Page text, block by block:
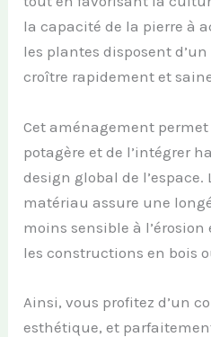
la capacité de la pierre à
les plantes disposent
croître rapidement et
Cet aménagement
potagère et de l’intégrer
design global de l’espace.
matériau assure une
moins sensible à
les constructions en bois
Ainsi, vous profitez d’un
esthétique, et